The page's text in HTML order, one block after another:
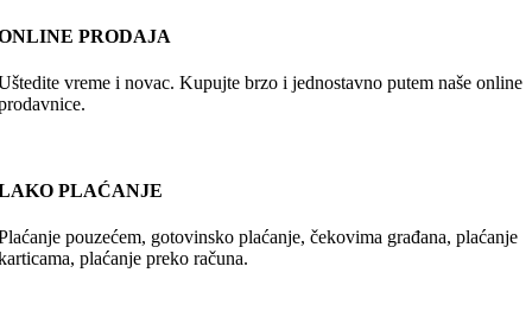
PRODAJA
vreme i novac. Kupujte brzo i jednostavno putem naše online
PLAĆANJE
pouzećem, gotovinsko plaćanje, čekovima građana, plaćanje
plaćanje preko računa.